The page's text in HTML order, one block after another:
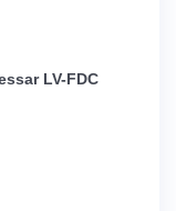
LV-FDС